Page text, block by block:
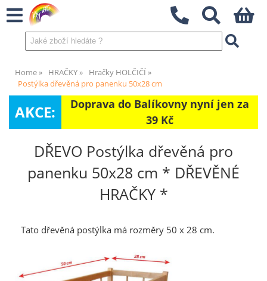
Home HRAČKY
Hračky HOLČIČÍ
Postýlka dřevěná pro panenku 50x28 cm
AKCE:
Doprava do Balíkovny nyní jen za
39 Kč
DŘEVO Postýlka dřevěná pro
panenku 50x28 cm * DŘEVĚNÉ
HRAČKY *
Tato dřevěná postýlka má rozměry 50 x 28 cm.